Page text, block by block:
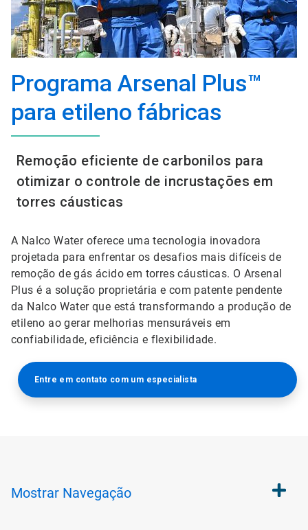
Programa Arsenal Plus™
para etileno fábricas
Remoção eficiente de carbonilos para
otimizar o controle de incrustações em
torres cáusticas
A Nalco Water oferece uma tecnologia inovadora
projetada para enfrentar os desafios mais difíceis de
remoção de gás ácido em torres cáusticas. O Arsenal
Plus é a solução proprietária e com patente pendente
da Nalco Water que está transformando a produção de
etileno ao gerar melhorias mensuráveis em
confiabilidade, eficiência e flexibilidade.
Entre em contato com um especialista
Mostrar Navegação